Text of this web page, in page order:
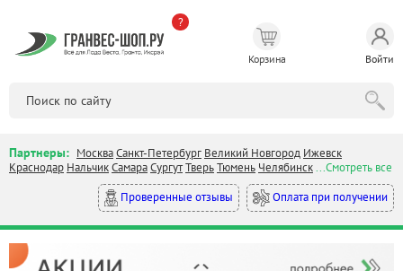
?
Корзина Войти
Партнеры: МоскваСанкт-Петербург Великий Новгород Ижевск
Краснодар НальчикСамараСургутТверьТюмень Челябинск...Смотреть все
Проверенные отзывы
Оплата при получении